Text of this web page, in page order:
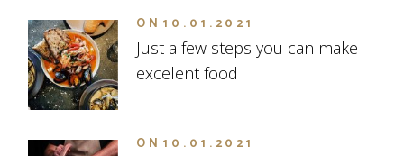
ON 10.01.2021
Just a few steps you can make
excelent food
ON 10.01.2021